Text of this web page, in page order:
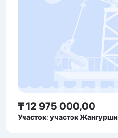
₸ 12 975 000,00
Участок: участок Жангурши